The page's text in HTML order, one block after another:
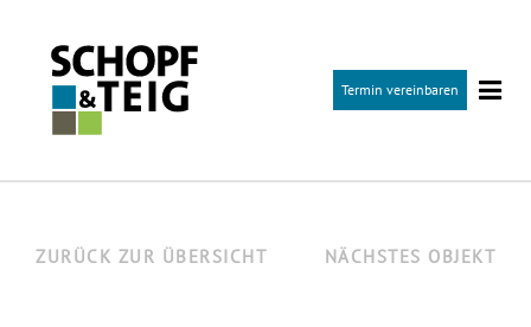
Termin vereinbaren
ZURÜCK ZUR ÜBERSICHT NÄCHSTES OBJEKT